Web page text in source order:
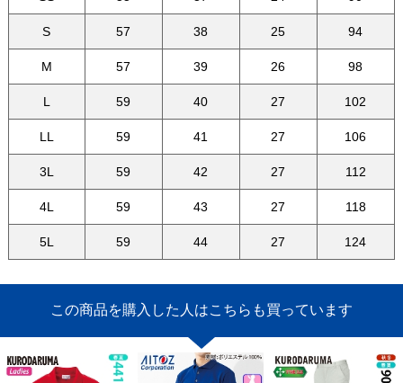
S 57 38 25 94
M 57 39 26 98
L 59 40 27 102
LL 59 41 27 106
3L 59 42 27 112
4L 59 43 27 118
5L 59 44 27 124
この商品を購入した人はこちらも買っています